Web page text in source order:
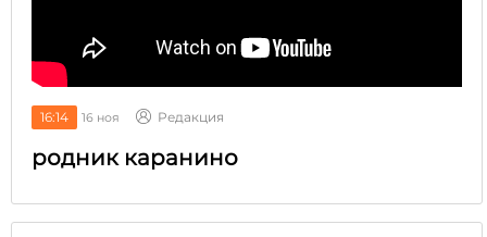
16:14 16 ноя Редакция
родник каранино